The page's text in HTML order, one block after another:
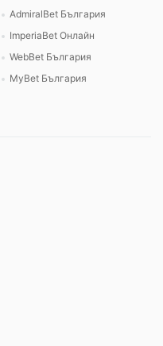
AdmiralBet България
ImperiaBet Онлайн
WebBet България
MyBet България